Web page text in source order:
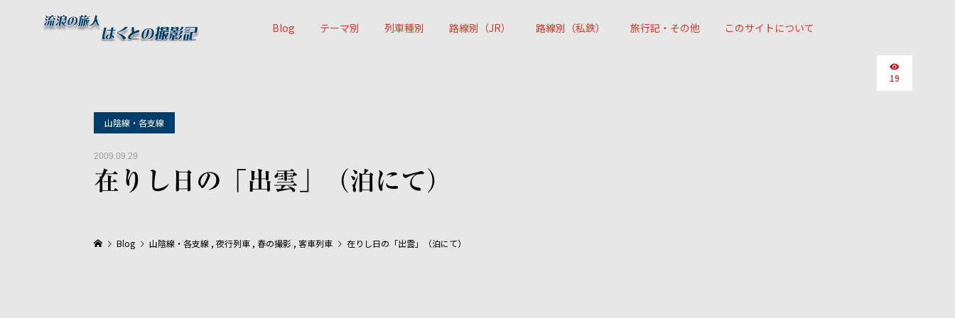
Blog テーマ別 列車種別 路線別（JR） 路線別（私鉄） 旅行記・その他 このサイトについて
山陰線・各支線
2009.09.29
在りし日の「出雲」（泊にて）
19
Blog 山陰線・各支線 , 夜行列車 , 春の撮影 , 客車列車 在りし日の「出雲」（泊にて）